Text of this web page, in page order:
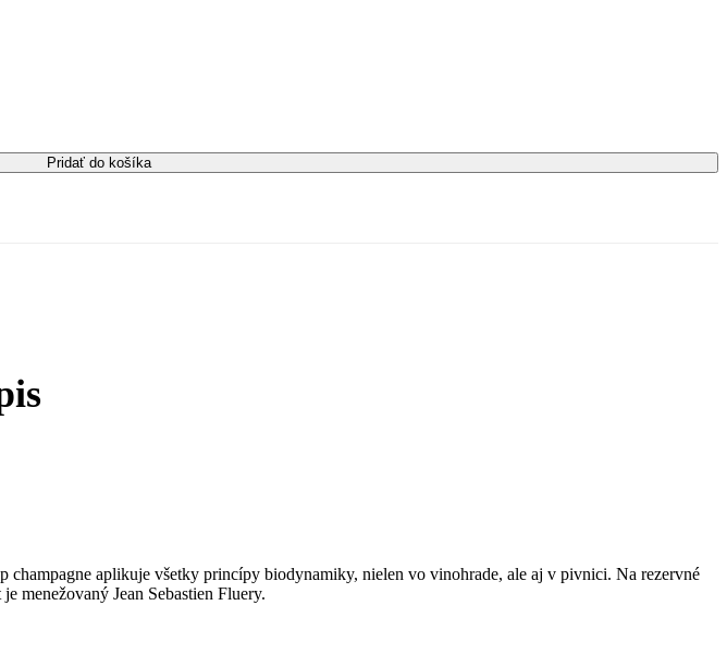
Pridať do košíka
aplikuje všetky princípy biodynamiky, nielen vo vinohrade, ale aj v pivnici. Na rezervné
menežovaný Jean Sebastien Fluery.